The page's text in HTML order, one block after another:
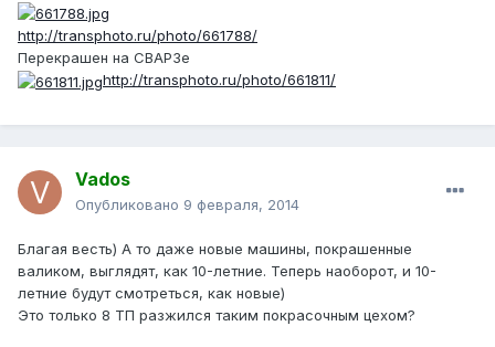
http://transphoto.ru/photo/661788/
Перекрашен на СВАРЗе
http://transphoto.ru/photo/661811/
Vados
Опубликовано 9 февраля, 2014
Благая весть) А то даже новые машины, покрашенные
валиком, выглядят, как 10-летние. Теперь наоборот, и 10-
летние будут смотреться, как новые)
Это только 8 ТП разжился таким покрасочным цехом?